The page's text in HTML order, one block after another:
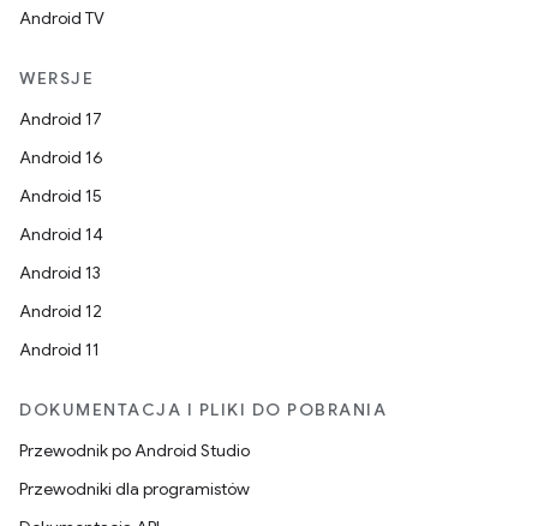
Android TV
WERSJE
Android 17
Android 16
Android 15
Android 14
Android 13
Android 12
Android 11
DOKUMENTACJA I PLIKI DO POBRANIA
Przewodnik po Android Studio
Przewodniki dla programistów